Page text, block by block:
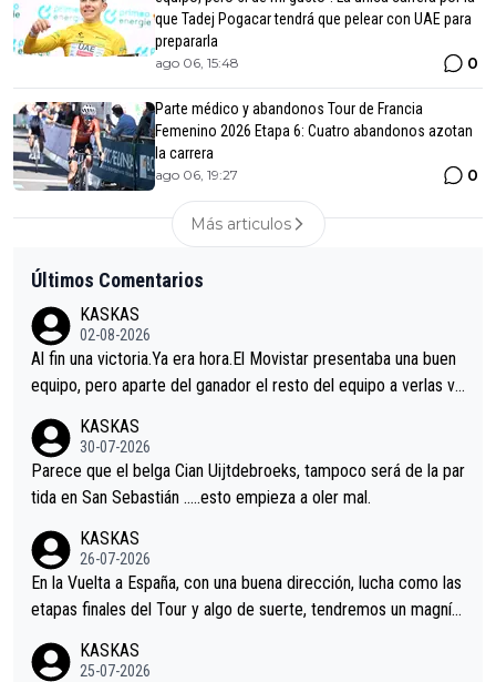
que Tadej Pogacar tendrá que pelear con UAE para
prepararla
ago 06, 15:48 0
Parte médico y abandonos Tour de Francia
Femenino 2026 Etapa 6: Cuatro abandonos azotan
la carrera
ago 06, 19:27 0
Más articulos
Últimos Comentarios
KASKAS
02-08-2026
Al fin una victoria.Ya era hora.El Movistar presentaba una buen
equipo, pero aparte del ganador el resto del equipo a verlas ve
s.La única buena noticia es la mejoría de Enric Más en San Seb
astian.Si en la Vuelta a Burgos sigue la mejoría, podríamos ten
er alguna sorpresa en la Vuelta.Ojalá.
KASKAS
30-07-2026
Parece que el belga Cian Uijtdebroeks, tampoco será de la par
tida en San Sebastián …..esto empieza a oler mal.
KASKAS
26-07-2026
En la Vuelta a España, con una buena dirección, lucha como las
etapas finales del Tour y algo de suerte, tendremos un magnífi
KASKAS
25-07-2026